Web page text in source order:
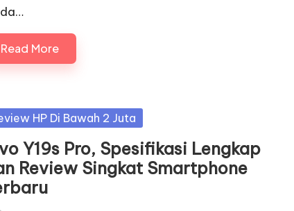
Read More
HP Di Bawah 2 Juta
Y19s Pro, Spesifikasi Lengkap
Review Singkat Smartphone